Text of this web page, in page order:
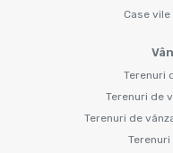
Case
Terenuri
Terenuri de
Terenuri de